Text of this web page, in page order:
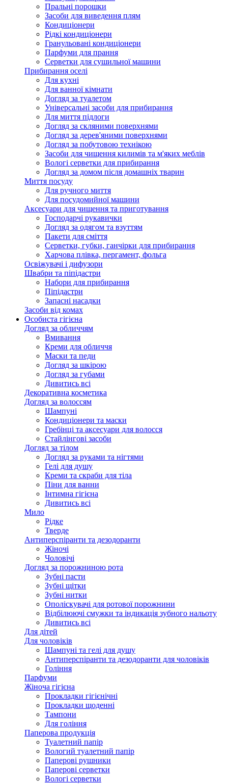
Пральні порошки
Засоби для виведення плям
Кондиціонери
Рідкі кондиціонери
Гранульовані кондиціонери
Парфуми для прання
Серветки для сушильної машини
Прибирання оселі
Для кухні
Для ванної кімнати
Догляд за туалетом
Універсальні засоби для прибирання
Для миття підлоги
Догляд за скляними поверхнями
Догляд за дерев'яними поверхнями
Догляд за побутовою технікою
Засоби для чищення килимів та м'яких меблів
Вологі серветки для прибирання
Догляд за домом після домашніх тварин
Миття посуду
Для ручного миття
Для посудомийної машини
Аксесуари для чищення та приготування
Господарчі рукавички
Догляд за одягом та взуттям
Пакети для сміття
Серветки, губки, ганчірки для прибирання
Харчова плівка, пергамент, фольга
Освіжувачі і дифузори
Швабри та піпідастри
Набори для прибирання
Піпідастри
Запасні насадки
Засоби від комах
Особиста гігієна
Догляд за обличчям
Вмивання
Креми для обличчя
Маски та педи
Догляд за шкірою
Догляд за губами
Дивитись всі
Декоративна косметика
Догляд за волоссям
Шампуні
Кондиціонери та маски
Гребінці та аксесуари для волосся
Стайлінгові засоби
Догляд за тілом
Догляд за руками та нігтями
Гелі для душу
Креми та скраби для тіла
Піни для ванни
Інтимна гігієна
Дивитись всі
Мило
Рідке
Тверде
Антиперспіранти та дезодоранти
Жіночі
Чоловічі
Догляд за порожниною рота
Зубні пасти
Зубні щітки
Зубні нитки
Ополіскувачі для ротової порожнини
Відбілюючі смужки та індикація зубного нальоту
Дивитись всі
Для дітей
Для чоловіків
Шампуні та гелі для душу
Антиперспіранти та дезодоранти для чоловіків
Гоління
Парфуми
Жіноча гігієна
Прокладки гігієнічні
Прокладки щоденні
Тампони
Для гоління
Паперова продукція
Туалетний папір
Вологий туалетний папір
Паперові рушники
Паперові серветки
Вологі серветки